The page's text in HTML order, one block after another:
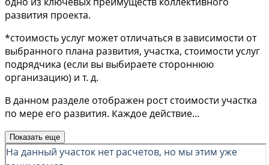
развития проекта.
*стоимость услуг может отличаться в зависимости от
выбранного плана развития, участка, стоимости услуг
подрядчика (если вы выбираете стороннюю
организацию) и т. д.
В данном разделе отображен рост стоимости участка
по мере его развития. Каждое действие...
Показать еще